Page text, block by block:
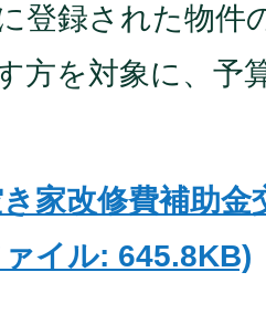
登録された物件
方を対象に、予
家改修費補助
イル: 645.8KB)